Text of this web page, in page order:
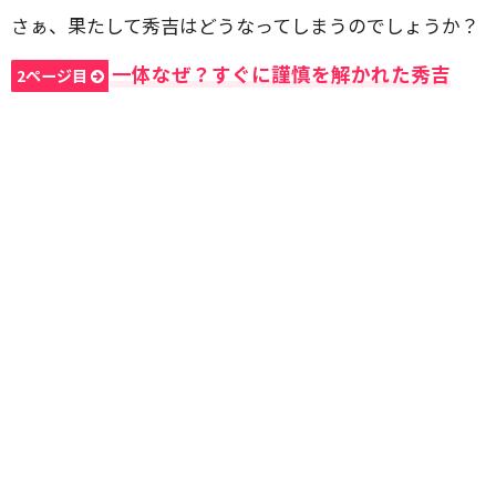
さぁ、果たして秀吉はどうなってしまうのでしょうか？
2ページ目 一体なぜ？すぐに謹慎を解かれた秀吉